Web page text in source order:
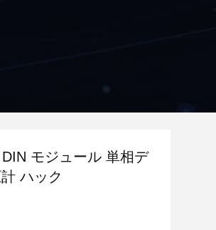
モジュール 単相デ
ハック